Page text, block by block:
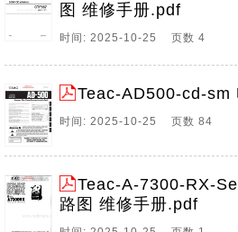
图 维修手册.pdf
时间: 2025-10-25 页数 4
Teac-AD500-cd-sm
时间: 2025-10-25 页数 84
Teac-A-7300-RX-
路图 维修手册.pdf